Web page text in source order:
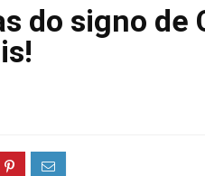
do signo de